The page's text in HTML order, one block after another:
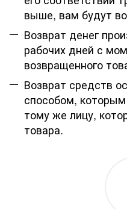
выше, вам будут
Возврат денег
рабочих дней с
возвращенного
Возврат средств
способом,
тому же лицу,
товара.